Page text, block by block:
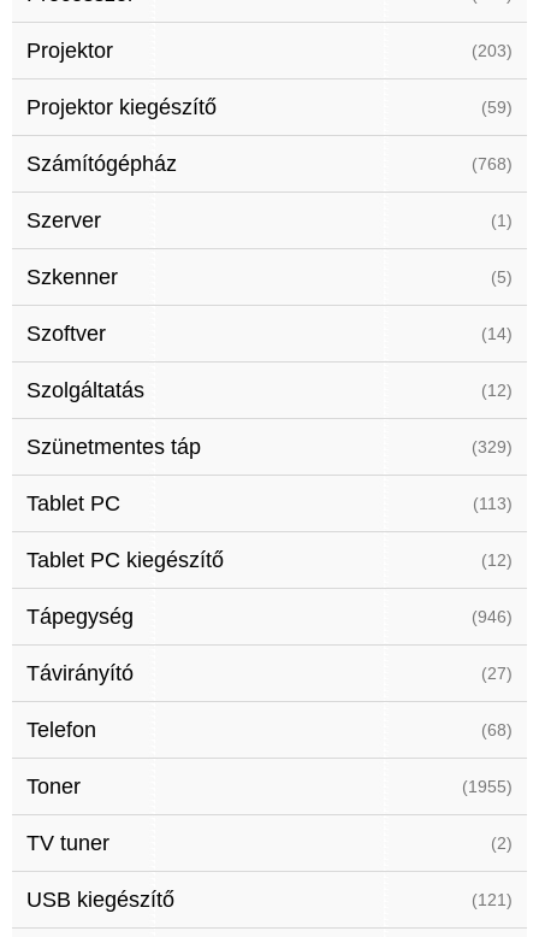
Projektor (203)
Projektor kiegészítő (59)
Számítógépház (768)
Szerver (1)
Szkenner (5)
Szoftver (14)
Szolgáltatás (12)
Szünetmentes táp (329)
Tablet PC (113)
Tablet PC kiegészítő (12)
Tápegység (946)
Távirányító (27)
Telefon (68)
Toner (1955)
TV tuner (2)
USB kiegészítő (121)